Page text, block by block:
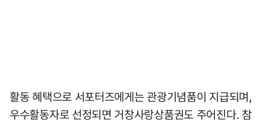
활동 혜택으로 서포터즈에게는 관광기념품이 지급되며,
우수활동자로 선정되면 거창사랑상품권도 주어진다. 참